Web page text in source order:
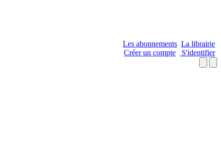
Les abonnements La librairie
Créer un compte
S'identifier